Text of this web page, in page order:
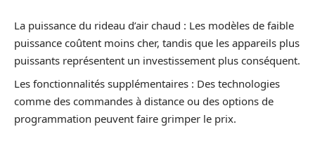
La puissance du rideau d’air chaud : Les modèles de faible
puissance coûtent moins cher, tandis que les appareils plus
puissants représentent un investissement plus conséquent.
Les fonctionnalités supplémentaires : Des technologies
comme des commandes à distance ou des options de
programmation peuvent faire grimper le prix.